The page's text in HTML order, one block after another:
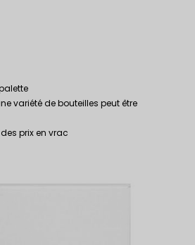
variété de bouteilles peut être
prix en vrac